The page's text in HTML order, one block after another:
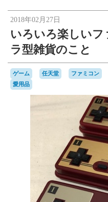
2018年02月27日
いろいろ楽しい
ラ型雑貨のこと
ゲーム 任天堂 ファミコン
愛用品